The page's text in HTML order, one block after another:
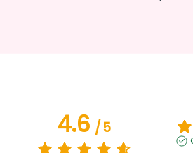
4.6/5